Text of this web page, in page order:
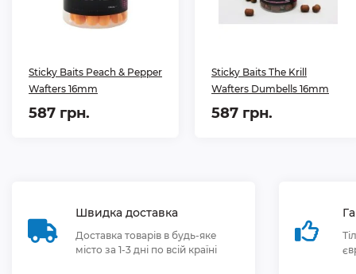
Sticky Baits Peach & Pepper
Wafters 16mm
587 грн.
Sticky Baits The Krill
Wafters Dumbells 16mm
587 грн.
Швидка доставка
Доставка товарів в будь-яке
місто за 1-3 дні по всій країні